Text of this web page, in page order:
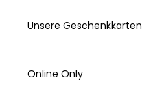
Unsere Geschenkkarten
Online Only